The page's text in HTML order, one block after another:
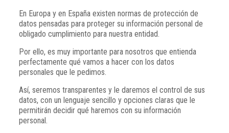
En Europa y en España existen normas de protección de
datos pensadas para proteger su información personal de
obligado cumplimiento para nuestra entidad.
Por ello, es muy importante para nosotros que entienda
perfectamente qué vamos a hacer con los datos
personales que le pedimos.
Así, seremos transparentes y le daremos el control de sus
datos, con un lenguaje sencillo y opciones claras que le
permitirán decidir qué haremos con su información
personal.